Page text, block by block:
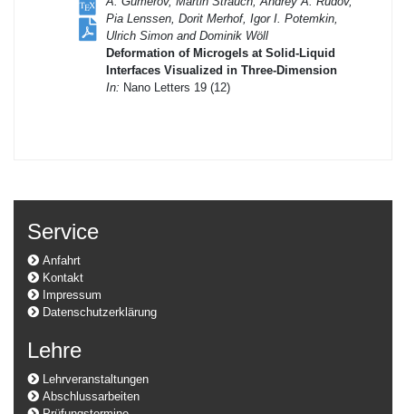
Pia Lenssen, Dorit Merhof, Igor I. Potemkin,
Ulrich Simon and Dominik Wöll
Deformation of Microgels at Solid-Liquid
Interfaces Visualized in Three-Dimension
In: Nano Letters 19 (12)
Service
Anfahrt
Kontakt
Impressum
Datenschutzerklärung
Lehre
Lehrveranstaltungen
Abschlussarbeiten